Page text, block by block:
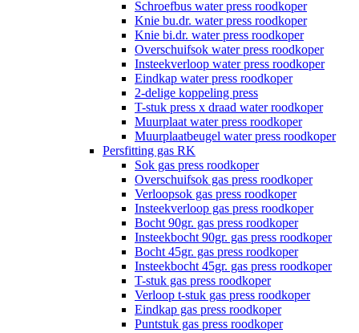
Schroefbus water press roodkoper
Knie bu.dr. water press roodkoper
Knie bi.dr. water press roodkoper
Overschuifsok water press roodkoper
Insteekverloop water press roodkoper
Eindkap water press roodkoper
2-delige koppeling press
T-stuk press x draad water roodkoper
Muurplaat water press roodkoper
Muurplaatbeugel water press roodkoper
Persfitting gas RK
Sok gas press roodkoper
Overschuifsok gas press roodkoper
Verloopsok gas press roodkoper
Insteekverloop gas press roodkoper
Bocht 90gr. gas press roodkoper
Insteekbocht 90gr. gas press roodkoper
Bocht 45gr. gas press roodkoper
Insteekbocht 45gr. gas press roodkoper
T-stuk gas press roodkoper
Verloop t-stuk gas press roodkoper
Eindkap gas press roodkoper
Puntstuk gas press roodkoper